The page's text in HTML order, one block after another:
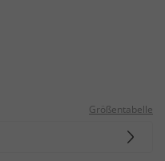
Größentabelle